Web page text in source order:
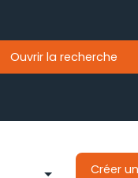
Ouvrir la recherche
Varilhes (09120)
Créer